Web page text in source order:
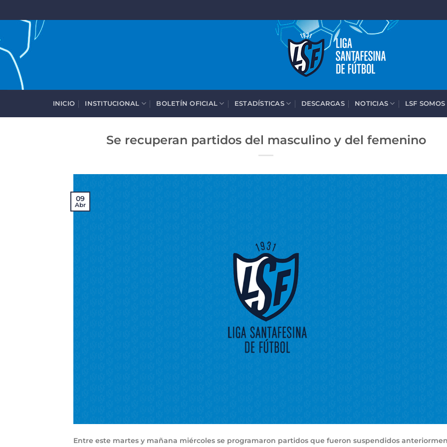
contenido
INICIO INSTITUCIONAL BOLETÍN OFICIAL ESTADÍSTICAS DESCARGAS NOTICIAS LSF
Se recuperan partidos del masculino y del femenino
09
Abr
Entre este martes y mañana miércoles se programaron partidos que fueron suspendidos